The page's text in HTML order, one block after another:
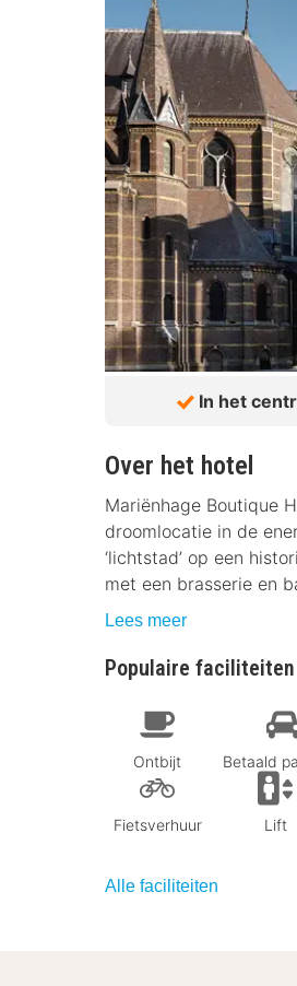
In het
Over het hotel
Mariënhage Boutique
droomlocatie in de
‘lichtstad’ op een
met een brasserie en
Lees meer
Populaire faciliteiten
Ontbijt Betaald
Fietsverhuur Lift
Alle faciliteiten